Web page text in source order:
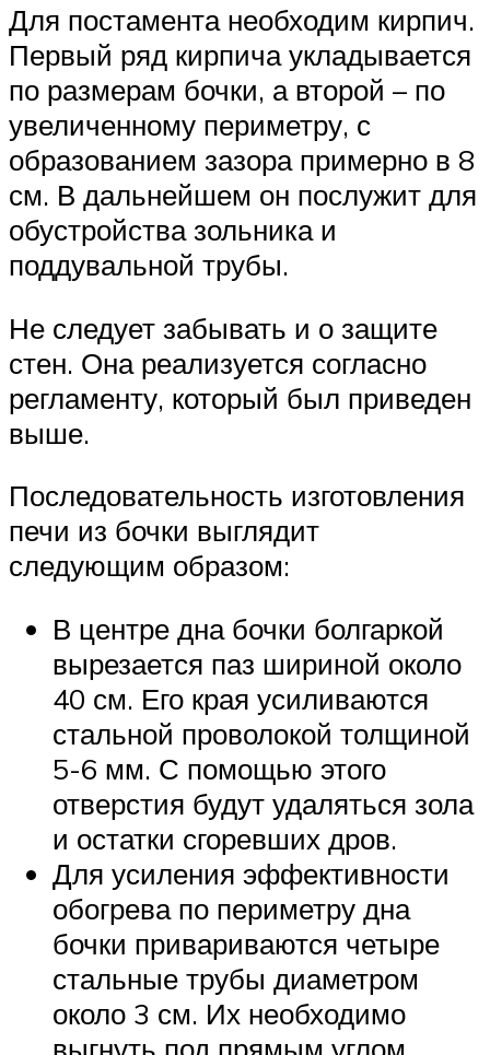
Для постамента необходим кирпич.
Первый ряд кирпича укладывается
по размерам бочки, а второй – по
увеличенному периметру, с
образованием зазора примерно в 8
см. В дальнейшем он послужит для
обустройства зольника и
поддувальной трубы.
Не следует забывать и о защите
стен. Она реализуется согласно
регламенту, который был приведен
выше.
Последовательность изготовления
печи из бочки выглядит
следующим образом:
В центре дна бочки болгаркой
вырезается паз шириной около
40 см. Его края усиливаются
стальной проволокой толщиной
5-6 мм. С помощью этого
отверстия будут удаляться зола
и остатки сгоревших дров.
Для усиления эффективности
обогрева по периметру дна
бочки привариваются четыре
стальные трубы диаметром
около 3 см. Их необходимо